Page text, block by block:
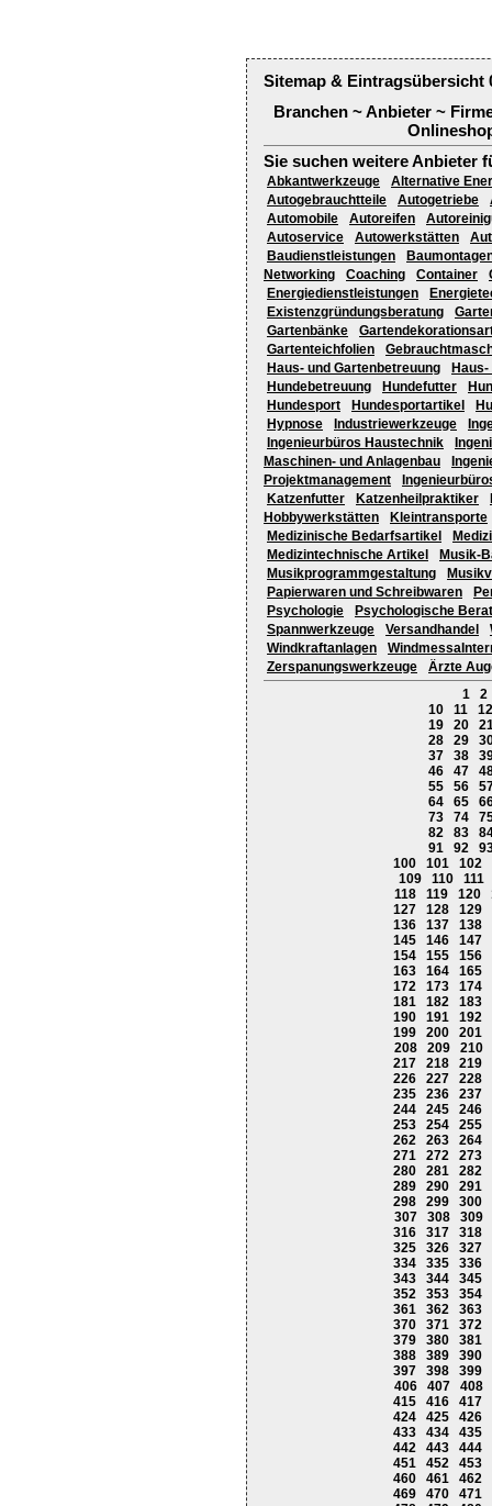
Sitemap & Eintragsübersicht
Branchen ~ Anbieter ~
Sie suchen weitere Anbieter
Abkantwerkzeuge
Alternative
Autogebrauchtteile
Autogetriebe
Automobile
Autoreifen
Autoservice
Autowerkstätten
Baudienstleistungen
Networking
Coaching Container
Energiedienstleistungen
Existenzgründungsberatung
Gartenbänke
Gartenteichfolien
Haus- und Gartenbetreuung
Hundebetreuung
Hundefutter
Hundesport
Hundesportartikel
Hypnose
Industriewerkzeuge
Ingenieurbüros Haustechnik
Maschinen- und Anlagenbau
Projektmanagement
Katzenfutter
Katzenheilpraktiker
Hobbywerkstätten
Kleintransporte
Medizinische Bedarfsartikel
Medizintechnische Artikel
Musik-
Musikprogrammgestaltung
Papierwaren und Schreibwaren
Psychologie
Psychologische
Spannwerkzeuge
Versandhandel
Windkraftanlagen
Zerspanungswerkzeuge
Ärzte
1
2
10
11
12
19
20
28
29
37
38
46
47
55
56
64
65
73
74
82
83
91
92
100
101
102
109
110
111
118
119 120
127
128
129
136
137
138
145
146
147
154
155
156
163
164
165
172
173
174
181
182
183
190
191
192
199
200
201
208
209
210
217
218
219
226
227
228
235
236
237
244
245
246
253
254
255
262
263
264
271
272
273
280
281
282
289
290
291
298
299
300
307
308
309
316
317
318
325
326
327
334
335
336
343
344
345
352
353
354
361
362
363
370
371
372
379
380
381
388
389
390
397
398
399
406
407
408
415
416
417
424
425
426
433
434
435
442
443
444
451
452
453
460
461
462
469
470
471